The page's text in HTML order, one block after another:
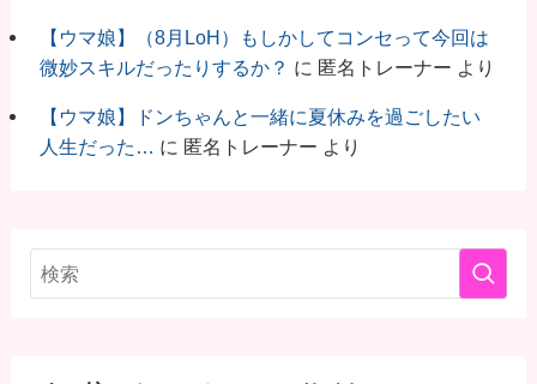
【ウマ娘】（8月LoH）もしかしてコンセって今回は
微妙スキルだったりするか？ に 匿名トレーナー より
【ウマ娘】ドンちゃんと一緒に夏休みを過ごしたい
人生だった… に 匿名トレーナー より